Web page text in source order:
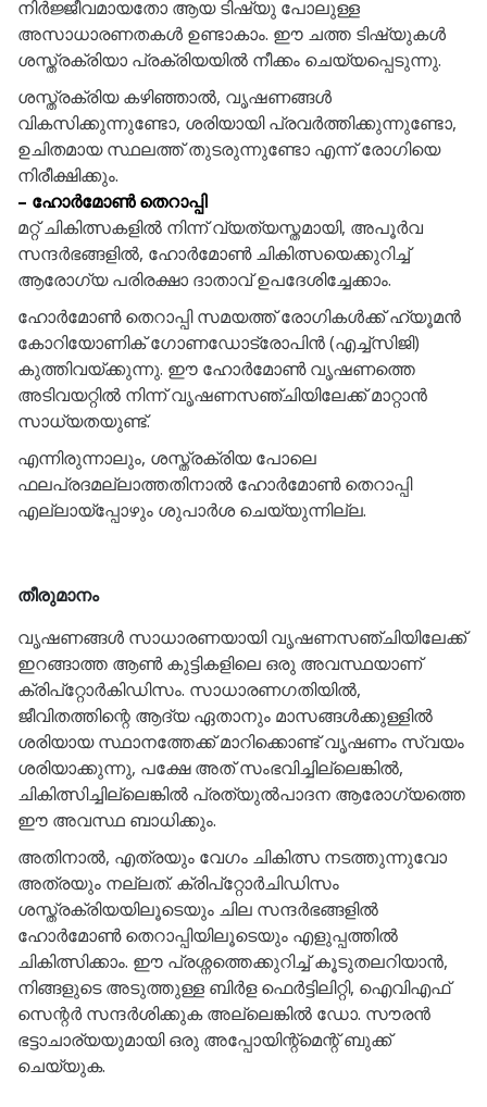
നിർജ്ജീവമായതോ ആയ ടിഷ്യു പോലുള്ള
അസാധാരണതകൾ ഉണ്ടാകാം. ഈ ചത്ത ടിഷ്യുകൾ
ശസ്ത്രക്രിയാ പ്രക്രിയയിൽ നീക്കം ചെയ്യപ്പെടുന്നു.
ശസ്ത്രക്രിയ കഴിഞ്ഞാൽ, വൃഷണങ്ങൾ
വികസിക്കുന്നുണ്ടോ, ശരിയായി പ്രവർത്തിക്കുന്നുണ്ടോ,
ഉചിതമായ സ്ഥലത്ത് തുടരുന്നുണ്ടോ എന്ന് രോഗിയെ
നിരീക്ഷിക്കും.
– ഹോർമോൺ തെറാപ്പി
മറ്റ് ചികിത്സകളിൽ നിന്ന് വ്യത്യസ്തമായി, അപൂർവ
സന്ദർഭങ്ങളിൽ, ഹോർമോൺ ചികിത്സയെക്കുറിച്ച്
ആരോഗ്യ പരിരക്ഷാ ദാതാവ് ഉപദേശിച്ചേക്കാം.
ഹോർമോൺ തെറാപ്പി സമയത്ത് രോഗികൾക്ക് ഹ്യൂമൻ
കോറിയോണിക് ഗോണഡോട്രോപിൻ (എച്ച്സിജി)
കുത്തിവയ്ക്കുന്നു. ഈ ഹോർമോൺ വൃഷണത്തെ
അടിവയറ്റിൽ നിന്ന് വൃഷണസഞ്ചിയിലേക്ക് മാറ്റാൻ
സാധ്യതയുണ്ട്.
എന്നിരുന്നാലും, ശസ്ത്രക്രിയ പോലെ
ഫലപ്രദമല്ലാത്തതിനാൽ ഹോർമോൺ തെറാപ്പി
എല്ലായ്പ്പോഴും ശുപാർശ ചെയ്യുന്നില്ല.
തീരുമാനം
വൃഷണങ്ങൾ സാധാരണയായി വൃഷണസഞ്ചിയിലേക്ക്
ഇറങ്ങാത്ത ആൺ കുട്ടികളിലെ ഒരു അവസ്ഥയാണ്
ക്രിപ്‌റ്റോർകിഡിസം. സാധാരണഗതിയിൽ,
ജീവിതത്തിന്റെ ആദ്യ ഏതാനും മാസങ്ങൾക്കുള്ളിൽ
ശരിയായ സ്ഥാനത്തേക്ക് മാറിക്കൊണ്ട് വൃഷണം സ്വയം
ശരിയാക്കുന്നു, പക്ഷേ അത് സംഭവിച്ചില്ലെങ്കിൽ,
ചികിത്സിച്ചില്ലെങ്കിൽ പ്രത്യുൽപാദന ആരോഗ്യത്തെ
ഈ അവസ്ഥ ബാധിക്കും.
അതിനാൽ, എത്രയും വേഗം ചികിത്സ നടത്തുന്നുവോ
അത്രയും നല്ലത്. ക്രിപ്‌റ്റോർചിഡിസം
ശസ്ത്രക്രിയയിലൂടെയും ചില സന്ദർഭങ്ങളിൽ
ഹോർമോൺ തെറാപ്പിയിലൂടെയും എളുപ്പത്തിൽ
ചികിത്സിക്കാം. ഈ പ്രശ്നത്തെക്കുറിച്ച് കൂടുതലറിയാൻ,
നിങ്ങളുടെ അടുത്തുള്ള ബിർള ഫെർട്ടിലിറ്റി, ഐവിഎഫ്
സെന്റർ സന്ദർശിക്കുക അല്ലെങ്കിൽ ഡോ. സൗരൻ
ഭട്ടാചാര്യയുമായി ഒരു അപ്പോയിന്റ്മെന്റ് ബുക്ക്
ചെയ്യുക.